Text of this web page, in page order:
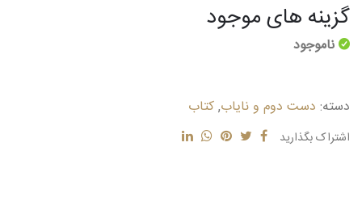
گزینه های موجود
ناموجود
دسته: دست دوم و نایاب,کتاب
اشتراک بگذارید